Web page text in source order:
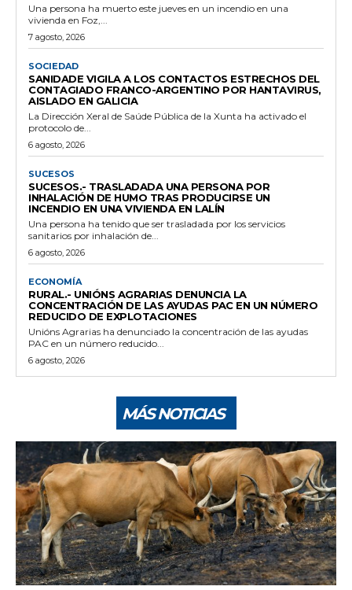
Una persona ha muerto este jueves en un incendio en una
vivienda en Foz,...
7 agosto, 2026
SOCIEDAD
SANIDADE VIGILA A LOS CONTACTOS ESTRECHOS DEL
CONTAGIADO FRANCO-ARGENTINO POR HANTAVIRUS,
AISLADO EN GALICIA
La Dirección Xeral de Saúde Pública de la Xunta ha activado el
protocolo de...
6 agosto, 2026
SUCESOS
SUCESOS.- TRASLADADA UNA PERSONA POR
INHALACIÓN DE HUMO TRAS PRODUCIRSE UN
INCENDIO EN UNA VIVIENDA EN LALÍN
Una persona ha tenido que ser trasladada por los servicios
sanitarios por inhalación de...
6 agosto, 2026
ECONOMÍA
RURAL.- UNIÓNS AGRARIAS DENUNCIA LA
CONCENTRACIÓN DE LAS AYUDAS PAC EN UN NÚMERO
REDUCIDO DE EXPLOTACIONES
Unións Agrarias ha denunciado la concentración de las ayudas
PAC en un número reducido...
6 agosto, 2026
MÁS NOTICIAS